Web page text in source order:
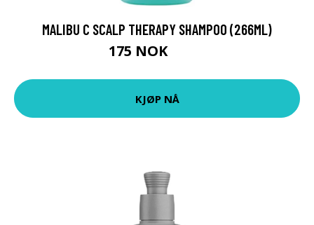
MALIBU C SCALP THERAPY SHAMPOO (266ML)
175 NOK
KJØP NÅ